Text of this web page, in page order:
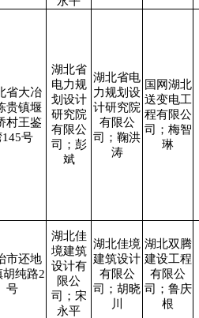
省大冶
贵镇堰
村王鉴
145号
湖北省
电力规
划设计
研究院
有限公
司；彭
斌
湖北省电
力规划设
计研究院
有限公
司；鞠洪
涛
国网湖北
送变电工
程有限公
司；梅智
琳
市还地
胡纯路2
号
湖北佳
境建筑
设计有
限公
司；宋
永平
湖北佳境
建筑设计
有限公
司；胡晓
川
湖北双腾
建设工程
有限公
司；鲁庆
根